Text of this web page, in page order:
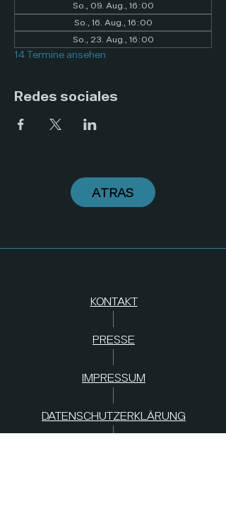
So., 09. Aug., 16:00
So., 16. Aug., 16:00
So., 23. Aug., 16:00
14 Termine ansehen
Redes sociales
ATRAS
KONTAKT
PRESSE
IMPRESSUM
DATENSCHUTZERKLÄRUNG